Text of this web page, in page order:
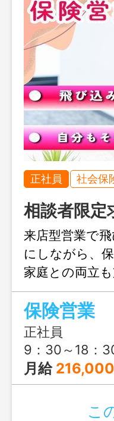
正社員 社会保
相談者限定
来店型営業で
にしながら、
家庭との両立
保険営業
正社員
9：30～18：
月給
こ